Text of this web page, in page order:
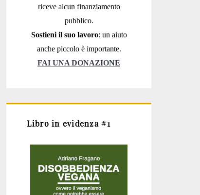
riceve alcun finanziamento
pubblico.
Sostieni il suo lavoro: un aiuto
anche piccolo è importante.
FAI UNA DONAZIONE
Libro in evidenza #1